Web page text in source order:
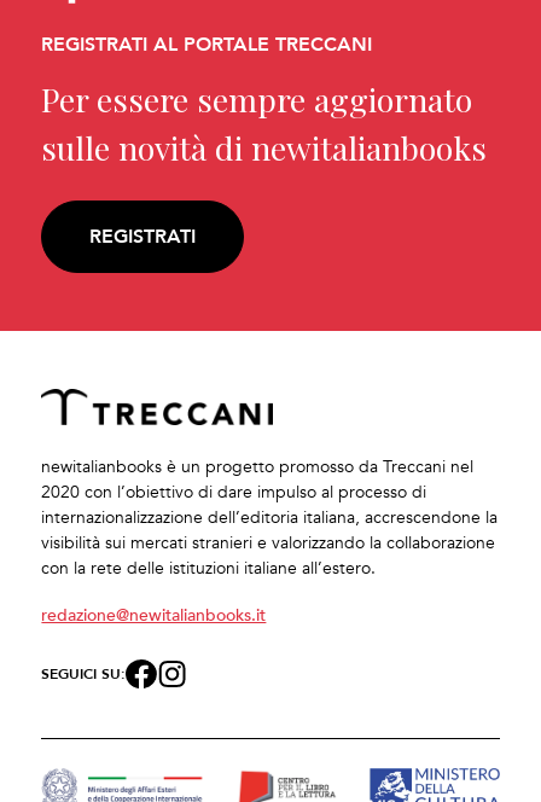
REGISTRATI AL PORTALE TRECCANI
Per essere sempre aggiornato
sulle novità di newitalianbooks
REGISTRATI
newitalianbooks è un progetto promosso da Treccani nel
2020 con l’obiettivo di dare impulso al processo di
internazionalizzazione dell’editoria italiana, accrescendone la
visibilità sui mercati stranieri e valorizzando la collaborazione
con la rete delle istituzioni italiane all’estero.
redazione@newitalianbooks.it
SEGUICI SU: